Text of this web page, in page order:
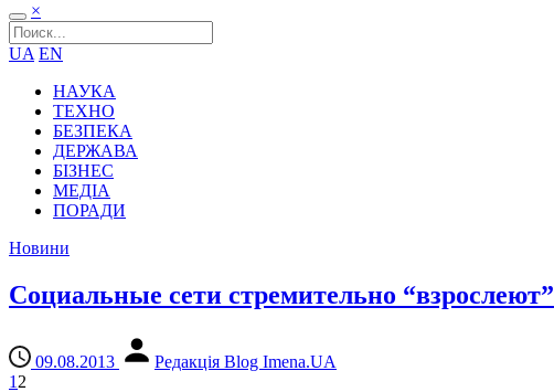
×
UA EN
НАУКА
ТЕХНО
БЕЗПЕКА
ДЕРЖАВА
БІЗНЕС
МЕДІА
ПОРАДИ
Новини
Социальные сети стремительно “взрослеют”
09.08.2013
Редакція Blog Imena.UA
1 2